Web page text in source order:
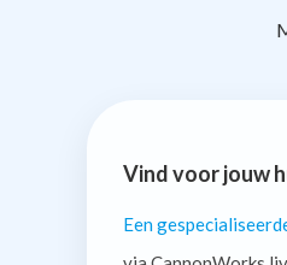
Vind voor jouw
Een